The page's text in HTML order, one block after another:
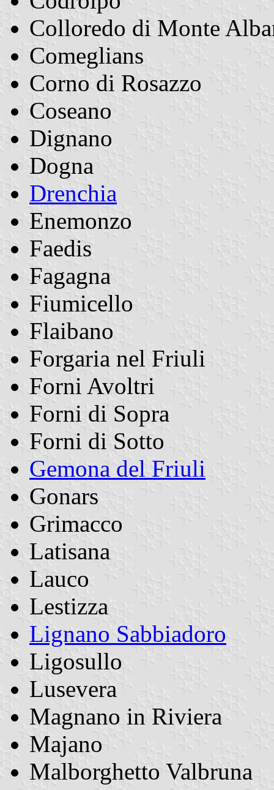
Colloredo di Monte
Comeglians
Corno di Rosazzo
Coseano
Dignano
Dogna
Drenchia
Enemonzo
Faedis
Fagagna
Fiumicello
Flaibano
Forgaria nel Friuli
Forni Avoltri
Forni di Sopra
Forni di Sotto
Gemona del Friuli
Gonars
Grimacco
Latisana
Lauco
Lestizza
Lignano Sabbiadoro
Ligosullo
Lusevera
Magnano in Riviera
Majano
Malborghetto Valbruna